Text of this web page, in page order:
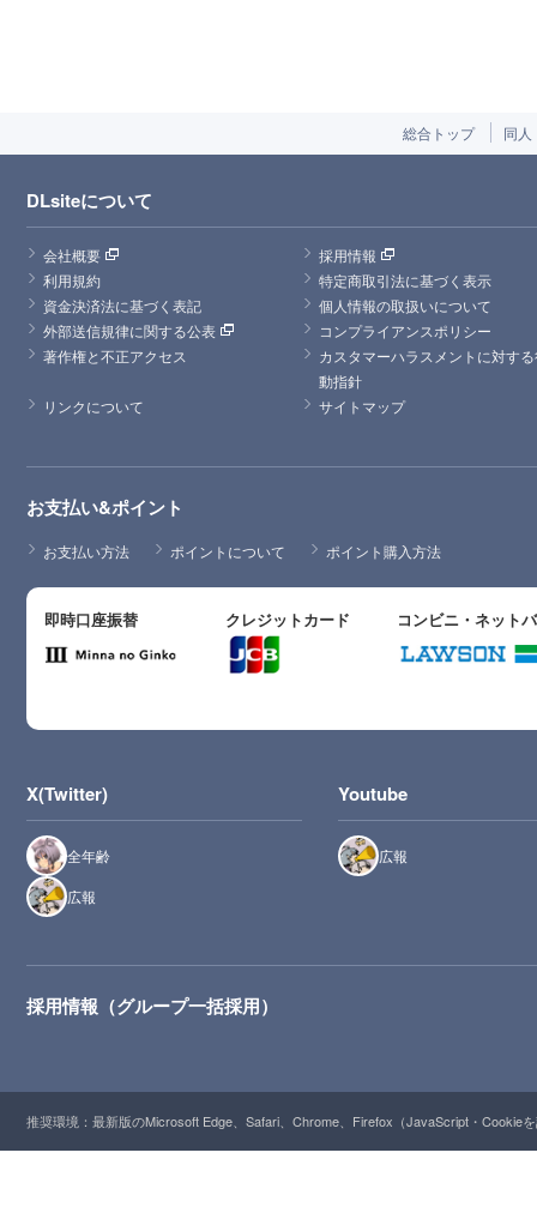
総合トップ 同人
DLsiteについて
会社概要
採用情報
利用規約
特定商取引法に基づく表示
資金決済法に基づく表記
個人情報の取扱いについて
外部送信規律に関する公表
コンプライアンスポリシー
著作権と不正アクセス
カスタマーハラスメントに対す
動指針
リンクについて
サイトマップ
お支払い&ポイント
お支払い方法 ポイントについて ポイント購入方法
即時口座振替 クレジットカード コンビニ・ネット
X(Twitter)
全年齢
広報
Youtube
広報
採用情報（グループ一括採用）
推奨環境：最新版のMicrosoft Edge、Safari、Chrome、Firefox（JavaScript・Cookie